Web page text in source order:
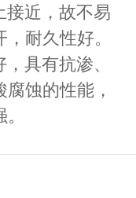
接近，故不易
耐久性好。
具有抗渗、
蚀的性能，
围
及补强与加